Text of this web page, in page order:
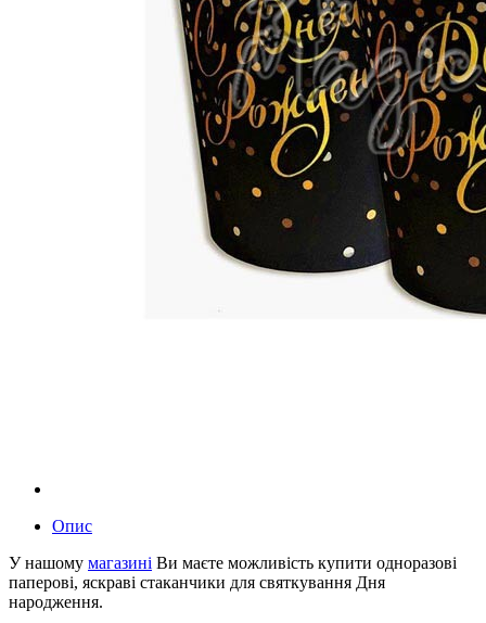
Опис
У нашому магазині Ви маєте можливість купити одноразові
паперові, яскраві стаканчики для святкування Дня
народження.